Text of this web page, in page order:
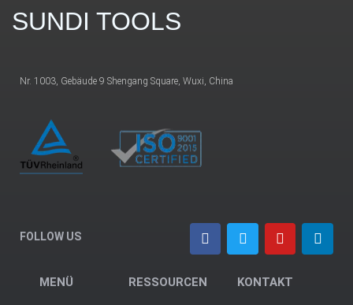
SUNDI TOOLS
Nr. 1003, Gebäude 9 Shengang Square, Wuxi, China
FOLLOW US
MENÜ RESSOURCEN KONTAKT